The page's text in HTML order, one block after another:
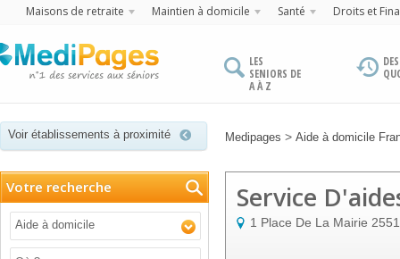
Maisons de retraite Maintien à domicile Santé Droits et
LES
SENIORS DE
A À Z
Voir établissements à proximité Medipages > Aide à domicile
Votre recherche
Aide à domicile
Service
1 Place De La Mairie